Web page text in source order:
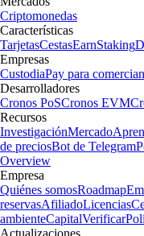
Criptomonedas
Características
TarjetasCestasEarnStaking
Empresas
CustodiaPay para
Desarrolladores
Cronos PoSCronos EVM
Recursos
InvestigaciónMercado
de preciosBot de Telegram
Overview
Empresa
Quiénes somosRoadmap
reservasAfiliadoLicencias
ambienteCapitalVerificar
Actualizaciones